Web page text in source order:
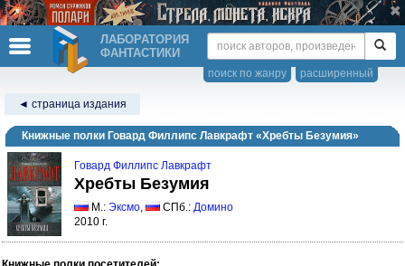
ЛАБОРАТОРИЯ
ФАНТАСТИКИ
расширенный
поиск по жанру
◄ страница издания
Книжные полки Говард Филлипс Лавкрафт «Хребты Безумия»
Говард Филлипс Лавкрафт
Хребты Безумия
М.: Эксмо, СПб.: Домино
2010 г.